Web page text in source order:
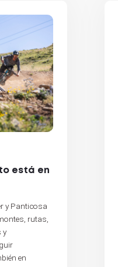
está en
y Panticosa
rutas,
y
en